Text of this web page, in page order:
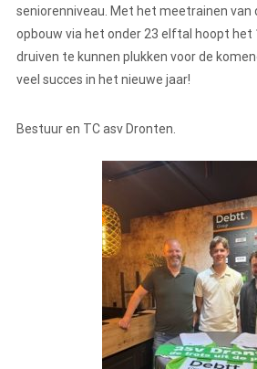
seniorenniveau. Met het meetrainen van
opbouw via het onder 23 elftal hoopt het
druiven te kunnen plukken voor de
veel succes in het nieuwe jaar!
Bestuur en TC asv Dronten.